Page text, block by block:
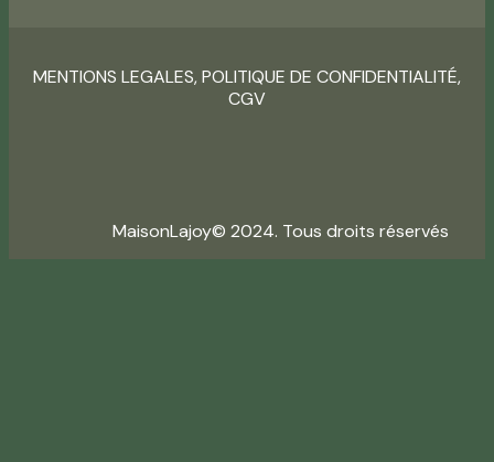
MENTIONS LEGALES,POLITIQUE DE CONFIDENTIALITÉ,
CGV
MaisonLajoy© 2024. Tous droits réservés